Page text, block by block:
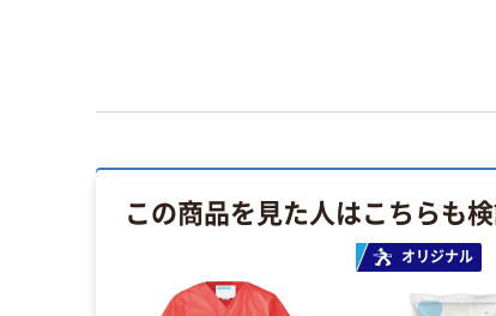
この商品を見た人はこちらも
オリジナル